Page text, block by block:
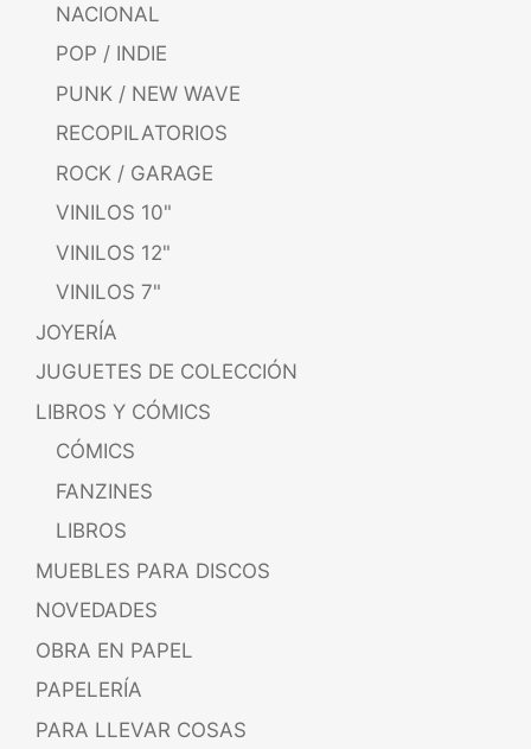
NACIONAL
POP / INDIE
PUNK / NEW WAVE
RECOPILATORIOS
ROCK / GARAGE
VINILOS 10"
VINILOS 12"
VINILOS 7"
JOYERÍA
JUGUETES DE COLECCIÓN
LIBROS Y CÓMICS
CÓMICS
FANZINES
LIBROS
MUEBLES PARA DISCOS
NOVEDADES
OBRA EN PAPEL
PAPELERÍA
PARA LLEVAR COSAS